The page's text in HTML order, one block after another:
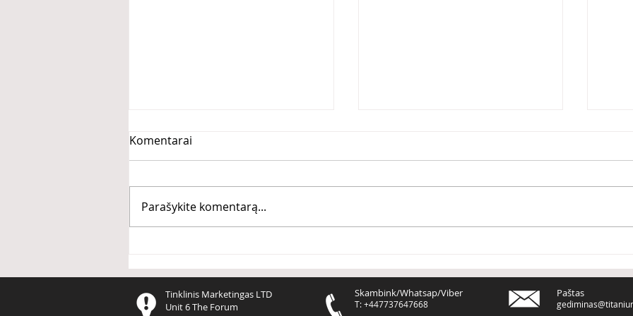
PASIKEISK arba MIRK
tavo PROGRESĄ
Komentarai
Parašykite komentarą...
Tinklinis Marketingas LTD
Unit 6 The Forum
Skambink/Whatsap/Viber
T: +447737647668
Paštas